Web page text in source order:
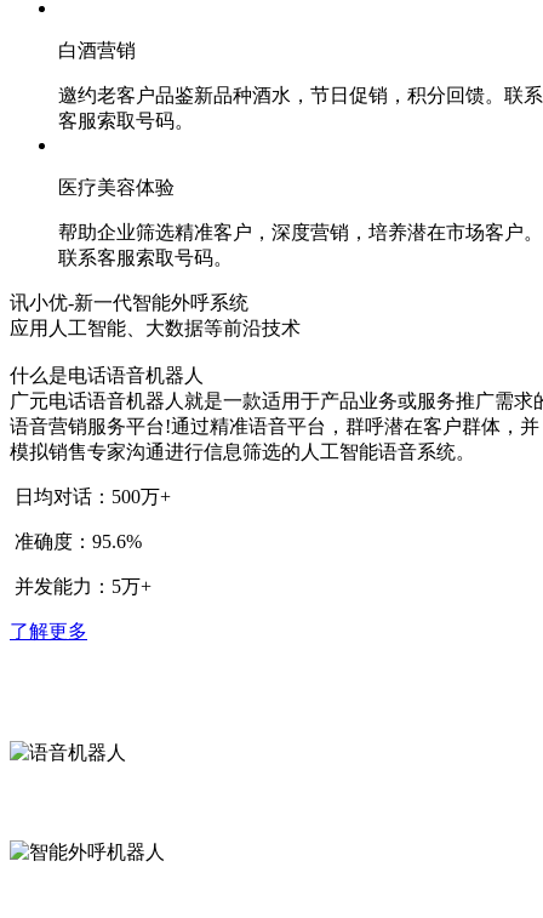
白酒营销
邀约老客户品鉴新品种酒水，节日促销，积分回馈。联系
客服索取号码。
医疗美容体验
帮助企业筛选精准客户，深度营销，培养潜在市场客户。
联系客服索取号码。
讯小优-新一代智能外呼系统
应用人工智能、大数据等前沿技术
什么是电话语音机器人
广元电话语音机器人就是一款适用于产品业务或服务推广需求
语音营销服务平台!通过精准语音平台，群呼潜在客户群体，并
模拟销售专家沟通进行信息筛选的人工智能语音系统。
日均对话：500万+
准确度：95.6%
并发能力：5万+
了解更多